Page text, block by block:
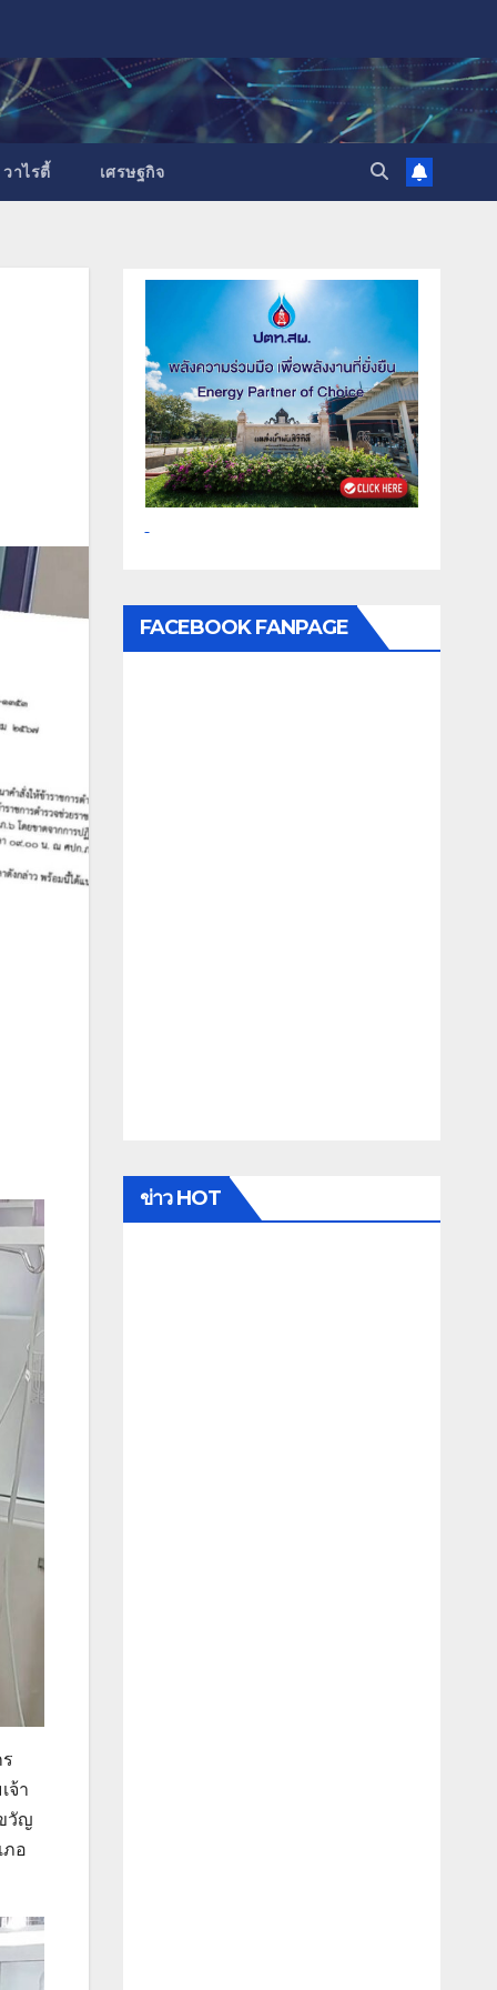
วาไรตี้ เศรษฐกิจ
จ้า
วัญ
ภอ
FACEBOOK FANPAGE
ข่าว HOT